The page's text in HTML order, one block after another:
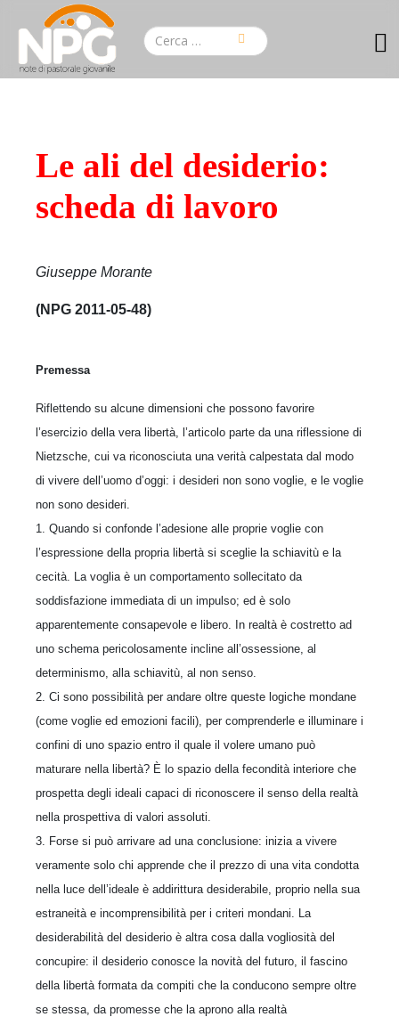
Le ali del desiderio:
scheda di lavoro
Giuseppe Morante
(NPG 2011-05-48)
Premessa
Riflettendo su alcune dimensioni che possono favorire
l’esercizio della vera libertà, l’artico­lo parte da una riflessione di
Nietzsche, cui va riconosciuta una verità calpestata dal modo
di vivere dell’uomo d’oggi: i desideri non sono voglie, e le voglie
non sono desideri.
1. Quando si confonde l’adesione alle proprie voglie con
l’espressione della propria libertà si sceglie la schiavitù e la
cecità. La voglia è un comportamento sollecitato da
soddisfazione immediata di un im­pulso; ed è solo
apparentemente consapevole e libero. In realtà è costretto ad
uno schema perico­losamente incline all’ossessione, al
determinismo, alla schiavitù, al non senso.
2. Ci sono possibilità per andare oltre queste logiche mondane
(come voglie ed emozioni facili), per comprenderle e illuminare i
confini di uno spazio entro il quale il volere umano può
maturare nella libertà? È lo spazio della fecondità interiore che
prospetta degli ideali capaci di riconoscere il senso della realtà
nella prospettiva di valori assoluti.
3. Forse si può arrivare ad una conclusione: inizia a vivere
veramente solo chi apprende che il prezzo di una vita condotta
nella luce dell’ideale è addirittura desiderabile, proprio nella sua
estraneità e incomprensibilità per i criteri mondani. La
desiderabilità del desiderio è altra cosa dalla vogliosità del
concupire: il desiderio conosce la novità del futuro, il fascino
della libertà formata da compiti che la conducono sempre oltre
se stessa, da promesse che la aprono alla realtà